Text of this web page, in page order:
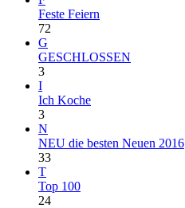
Feste Feiern
72
G
GESCHLOSSEN
3
I
Ich Koche
3
N
NEU die besten Neuen 2016
33
T
Top 100
24